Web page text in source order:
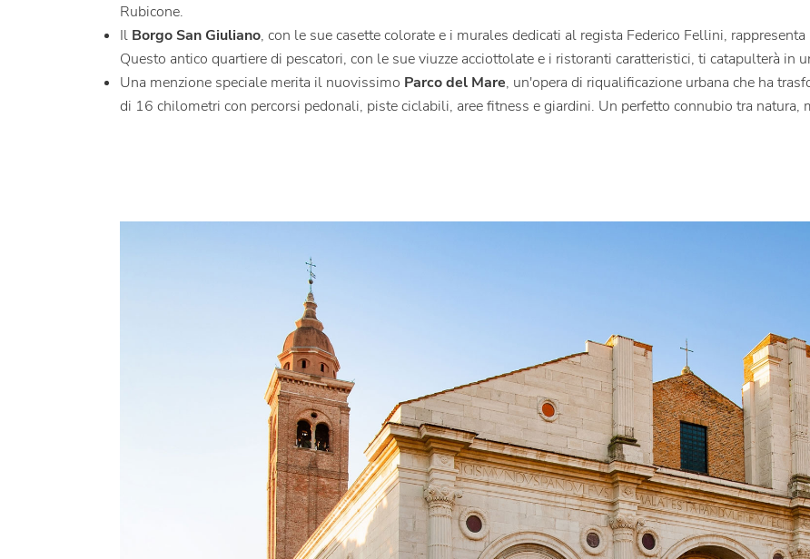
Rubicone.
Il Borgo San Giuliano, con le sue casette colorate e i murales dedicati al regista Federico Fellini,
Questo antico quartiere di pescatori, con le sue viuzze acciottolate e i ristoranti caratteristici, ti catapulterà in
Una menzione speciale merita il nuovissimo Parco del Mare, un'opera di riqualificazione urbana che ha
di 16 chilometri con percorsi pedonali, piste ciclabili, aree fitness e giardini. Un perfetto connubio tra natura,